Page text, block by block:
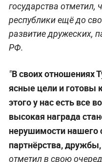
государства отметил,
республики ещё до
развитие дружеских,
РФ.
"В своих отношениях
ясные цели и готовы
этого у нас есть все
высокая награда
нерушимости нашего
партнёрства,
отметил в свою